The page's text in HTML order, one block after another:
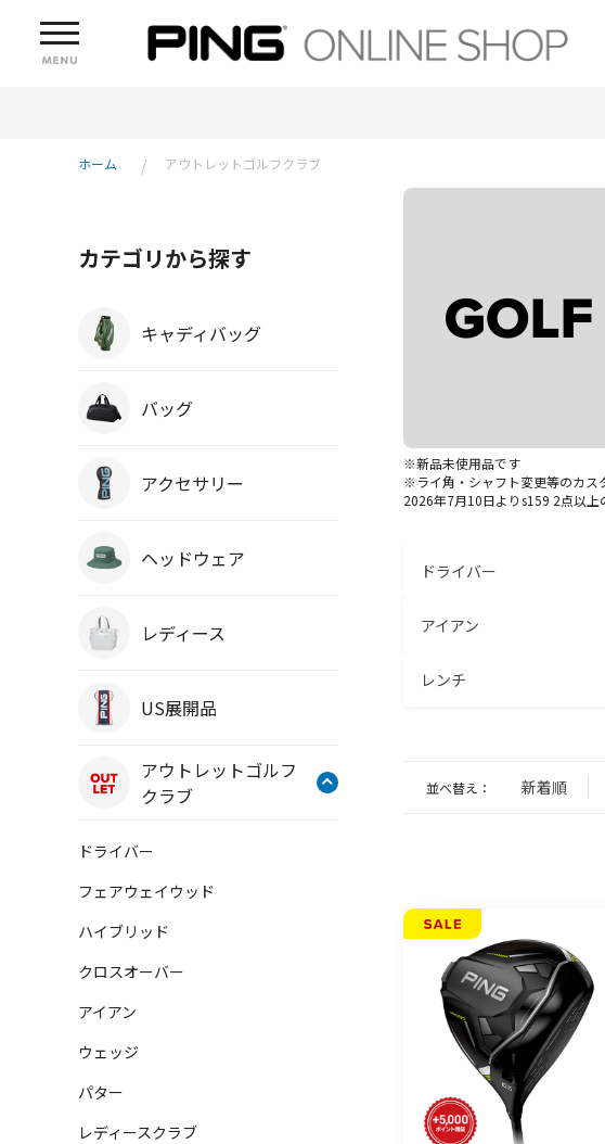
ホーム アウトレットゴルフクラブ
カテゴリから探す
キャディバッグ
バッグ
アクセサリー
ヘッドウェア
レディース
US展開品
アウトレットゴルフ
クラブ
ドライバー
フェアウェイウッド
ハイブリッド
クロスオーバー
アイアン
ウェッジ
パター
レディースクラブ
※新品未使用品です
※ライ角・シャフト変更等のカス
2026年7月10日よりs159 2点以上
ドライバー
アイアン
レンチ
並べ替え： 新着順